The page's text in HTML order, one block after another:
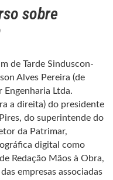
sobre
de Tarde Sinduscon-
Alves Pereira (de
Engenharia Ltda.
a direita) do presidente
do superintende do
da Patrimar,
digital como
Redação Mãos à Obra,
empresas associadas